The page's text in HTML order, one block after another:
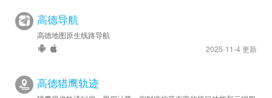
高德导航
高德地图原生线路导航
2025-11-4 更新
高德猎鹰轨迹